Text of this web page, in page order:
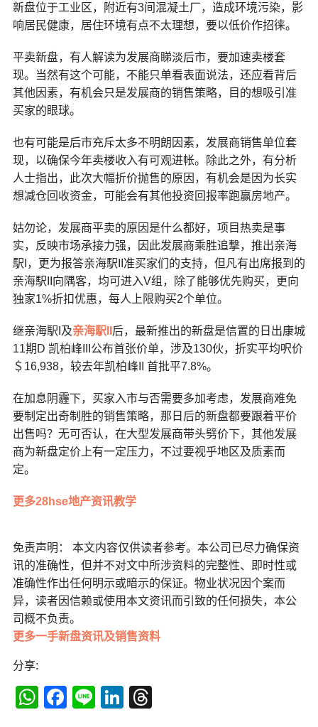
新盘位于工业区，附近有3间混凝土厂，造成环境污染，影
响居民健康，居住环境有点不太理想，要以低价作招徕。
平卖新盘，有人解读为发展商睇淡后市，要加速卖楼套
现。当然有这个可能，不能只单看表面说法，还应看背后
其他因素，有机会只是发展商的销售策略，目的想吸引准
买家的眼球。
也有可能是后市充斥太多不明朗因素，发展商销售单位套
现，以确保今年卖楼收入有可观进帐。除此之外，有分析
人士指出，此次大幅折价抛售的原因，有机会是因为长实
想减仓回收资金，可能会有其他投资回报率跑赢房地产。
姑勿论，发展商平卖的原因是什么都好，项目热卖是事
实，反映市场承接力强，因此发展商乘胜追撃，推出亲海
駅I，更为报答亲海駅II准买家们的支持，但凡有出席报到的
亲海駅II向隅客，均可进入V组，除了能够优先购买，更向
独家1%折扣优惠，每人上限购买2个单位。
继亲海駅I及亲海駅II 后，最新推出的新盘是信置的日出康城
11期D 凯柏峰III公布首张价单，涉及130伙，折实平均呎价
＄16,938，较去年凯柏峰II 首批平7.8%。
在加息阴霾下，买家入市与否需要多加考虑，发展商难免
要制定出奇制胜的销售策略，那日后的新盘都要跟着平价
出售吗？无可否认，在大型发展商带头劈价下，其他发展
商为新盘定价上有一定压力，不过要视乎地区及质素而
定。
更多28hse地产资讯教学
免责声明： 本文内容仅供读者参考。本公司已尽力确保资
讯的准确性，但并不对文中所涉资料的完整性、即时性或
准确性作出任何明示或暗示的保证。物业状况因个案而
异，读者因信赖或使用本文资讯而引致的任何损失，本公
司概不负责。
更多一手新盘资讯及销售资料
分享:
WhatsApp
Facebook
LineLinkedIn